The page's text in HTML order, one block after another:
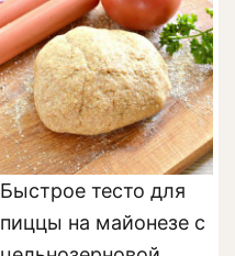
Быстрое тесто для
пиццы на майонезе с